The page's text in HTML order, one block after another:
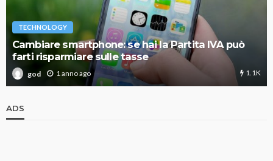
TECHNOLOGY
Cambiare smartphone: se hai la Partita IVA può
farti risparmiare sulle tasse
god 1 anno ago 1.1K
ADS